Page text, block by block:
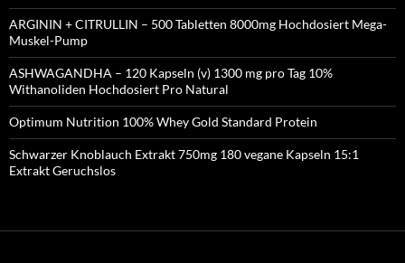
ARGININ + CITRULLIN – 500 Tabletten 8000mg Hochdosiert Mega-
Muskel-Pump
ASHWAGANDHA – 120 Kapseln (v) 1300 mg pro Tag 10%
Withanoliden Hochdosiert Pro Natural
Optimum Nutrition 100% Whey Gold Standard Protein
Schwarzer Knoblauch Extrakt 750mg 180 vegane Kapseln 15:1
Extrakt Geruchslos